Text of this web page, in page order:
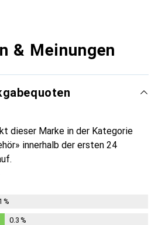
& Meinungen
dieser Marke in der Kategorie
innerhalb der ersten 24
%
0.3 %